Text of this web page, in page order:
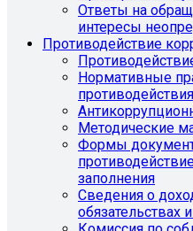
Ответы на
интересы
Противодействие
Нормативные
Методические
Формы
заполнения
Сведения о
обязательствах